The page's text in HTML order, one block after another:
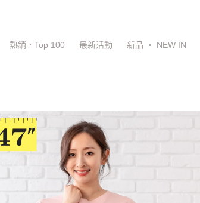
熱銷．Top 100 最新活動 新品 ‧ NEW IN